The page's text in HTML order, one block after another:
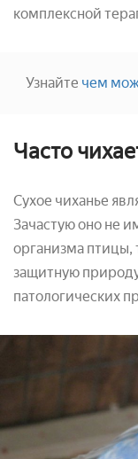
комплексной
Узнайте чем
Часто
Сухое чиханье
Зачастую оно не
организма птицы,
защитную
патологических